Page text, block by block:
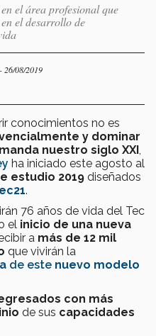
el área profesional que
el desarrollo de
- 26/08/2019
conocimientos no es
y dominar
nuestro siglo XXI
ha iniciado este agosto al
estudio 2019 diseñados
.
76 años de vida del Tec
el inicio de una nueva
a más de 12 mil
que vivirán la
de este nuevo modelo
con más
de sus capacidades